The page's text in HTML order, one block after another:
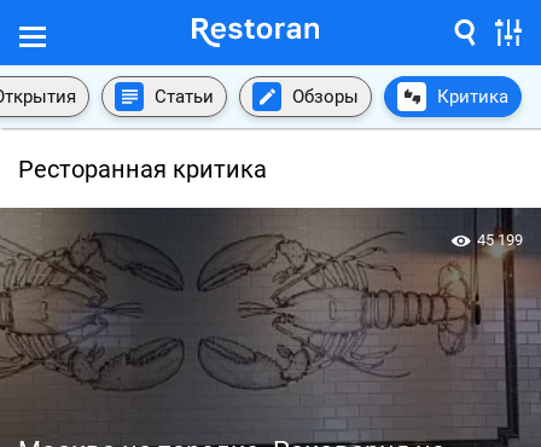
Статьи Обзоры Критика
Ресторанная критика
45 199